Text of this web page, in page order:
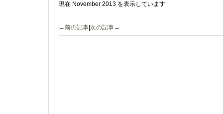
現在 November 2013 を表示しています
←前の記事 次の記事→